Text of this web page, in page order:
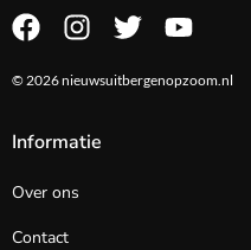
© 2026 nieuwsuitbergenopzoom.nl
Informatie
Over ons
Contact